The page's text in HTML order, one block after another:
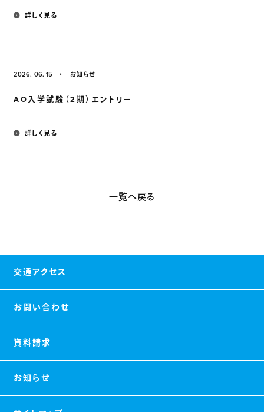
詳しく見る
2026. 06. 15 お知らせ
AO入学試験（2期）エントリー
詳しく見る
一覧へ戻る
交通アクセス
お問い合わせ
資料請求
お知らせ